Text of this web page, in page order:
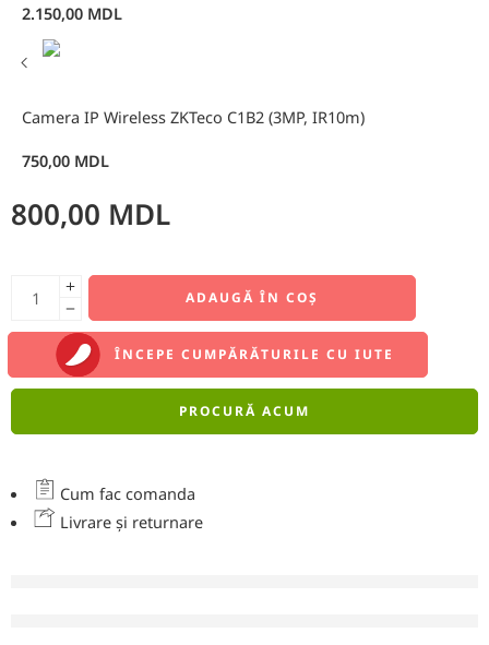
2.150,00 MDL
Camera IP Wireless ZKTeco C1B2 (3MP, IR10m)
750,00 MDL
800,00 MDL
ADAUGĂ ÎN COȘ
ÎNCEPE CUMPĂRĂTURILE CU IUTE
PROCURĂ ACUM
Cum fac comanda
Livrare și returnare